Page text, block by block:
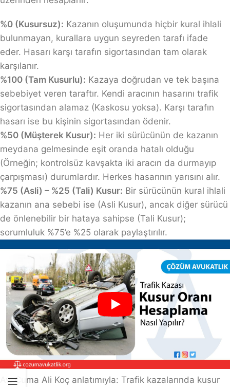
%0 (Kusursuz): Kazanın oluşumunda hiçbir kural ihlali
bulunmayan, kurallara uygun seyreden tarafı ifade
eder. Hasarı karşı tarafın sigortasından tam olarak
karşılanır.
%100 (Tam Kusurlu): Kazaya doğrudan ve tek başına
sebebiyet veren taraftır. Kendi aracının hasarını trafik
sigortasından alamaz (Kaskosu yoksa). Karşı tarafın
hasarı ise bu kişinin sigortasından ödenir.
%50 (Müşterek Kusur): Her iki sürücünün de kazanın
meydana gelmesinde eşit oranda hatalı olduğu
(Örneğin; kontrolsüz kavşakta iki aracın da durmayıp
çarpışması) durumlardır. Herkes hasarının yarısını alır.
%75 (Asli) – %25 (Tali) Kusur: Bir sürücünün kural ihlali
kazanın ana sebebi ise (Asli Kusur), ancak diğer sürücü
de önlenebilir bir hataya sahipse (Tali Kusur);
sorumluluk %75’e %25 olarak paylaştırılır.
Av. Cuma Ali Koç anlatımıyla: Trafik kazalarında kusur